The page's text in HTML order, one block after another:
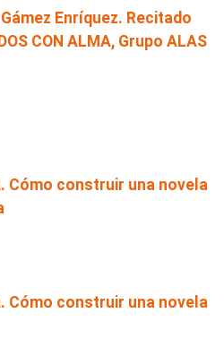
Enríquez. Recitado
CON ALMA, Grupo ALAS
Cómo construir una novela
Cómo construir una novela